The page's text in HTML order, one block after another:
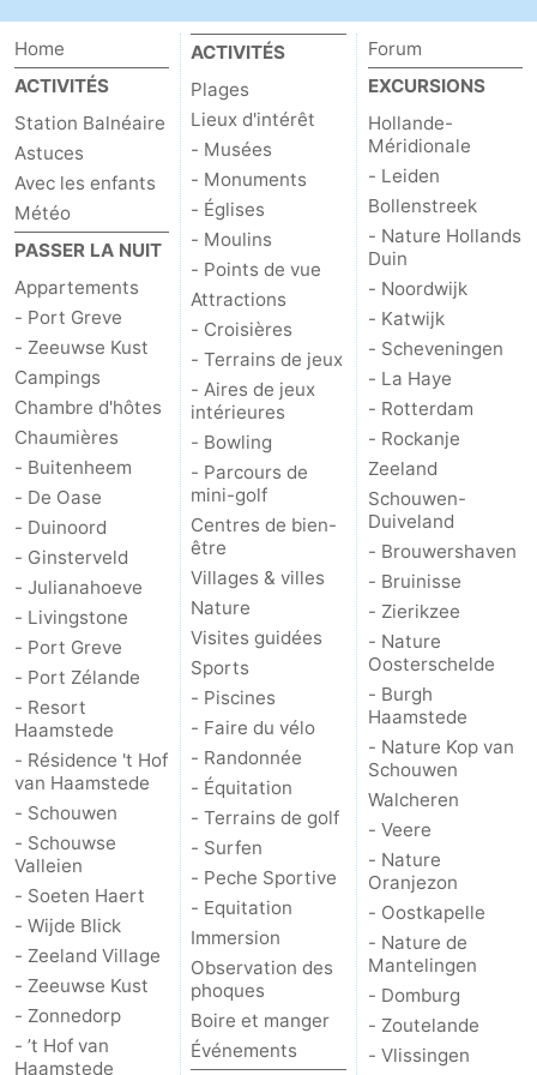
Méridionale
-
Leiden
Bollenstreek
-
Nature
Hollands
Duin
-
Noordwijk
-
Katwijk
-
Scheveningen
-
La
Haye
-
Rotterdam
-
Rockanje
Zeeland
Schouwen-
Duiveland
Brouwershaven
Bruinisse
Nature
Oosterschelde
-
Burgh
Haamstede
Nature
Kop
van
Walcheren
-
Veere
-
Home
ACTIVITÉS
Station Balnéaire
Astuces
Avec les enfants
Météo
PASSER LA NUIT
Appartements
- Port Greve
- Zeeuwse Kust
Campings
Chambre d'hôtes
Chaumières
- Buitenheem
- De Oase
- Duinoord
- Ginsterveld
- Julianahoeve
- Livingstone
- Port Greve
- Port Zélande
- Resort
Haamstede
- Résidence 't Hof
van Haamstede
- Schouwen
- Schouwse
Valleien
- Soeten Haert
- Wijde Blick
- Zeeland Village
- Zeeuwse Kust
- Zonnedorp
- ’t Hof van
Haamstede
ACTIVITÉS
Plages
Lieux d'intérêt
- Musées
- Monuments
- Églises
- Moulins
- Points de vue
Attractions
- Croisières
- Terrains de jeux
- Aires de jeux
intérieures
- Bowling
- Parcours de
mini-golf
Centres de bien-
être
Villages & villes
Nature
Visites guidées
Sports
- Piscines
- Faire du vélo
- Randonnée
- Équitation
- Terrains de golf
- Surfen
- Peche Sportive
- Equitation
Immersion
Observation des
phoques
Boire et manger
Événements
Forum
EXCURSIONS
Hollande-
Méridionale
- Leiden
Bollenstreek
- Nature Hollands
Duin
- Noordwijk
- Katwijk
- Scheveningen
- La Haye
- Rotterdam
- Rockanje
Zeeland
Schouwen-
Duiveland
- Brouwershaven
- Bruinisse
- Zierikzee
- Nature
Oosterschelde
- Burgh
Haamstede
- Nature Kop van
Schouwen
Walcheren
- Veere
- Nature
Oranjezon
- Oostkapelle
- Nature de
Mantelingen
- Domburg
- Zoutelande
- Vlissingen